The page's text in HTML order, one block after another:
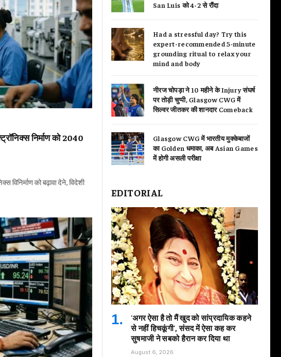
निर्माण को 2040
को बढ़ावा देने, विदेशी
San Luis को 4-2 से रौंदा
Had a stressful day? Try this
expert-recommended 5-minute
grounding ritual to relax your
mind and body
नीरज चोपड़ा ने 10 महीने के Injury संघर्ष
पर तोड़ी चुप्पी, Glasgow CWG में
सिल्वर जीतकर की शानदार Comeback
Glasgow CWG में भारतीय मुक्केबाजों
का Golden धमाका, अब Asian Games
में होगी असली परीक्षा
EDITORIAL
'अगर ऐसा है तो मैं खुद को सांप्रदायिक कहने
से नहीं हिचकूंगी', संसद में ऐसा कह कर
सुषमाजी ने सबको हैरान कर दिया था
August 6, 2026